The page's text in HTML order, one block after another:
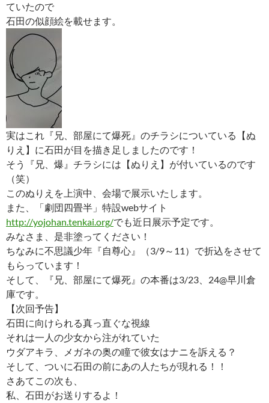
ていたので
石田の似顔絵を載せます。
実はこれ『兄、部屋にて爆死』のチラシについている【ぬ
りえ】に石田が目を描き足しましたのです！
そう『兄、爆』チラシには【ぬりえ】が付いているのです
（笑）
このぬりえを上演中、会場で展示いたします。
また、「劇団四畳半」特設webサイト
http://yojohan.tenkai.org/でも近日展示予定です。
みなさま、是非塗ってください！
ちなみに不思議少年『自尊心』（3/9～11）で折込をさせて
もらっています！
そして、『兄、部屋にて爆死』の本番は3/23、24@早川倉
庫です。
【次回予告】
石田に向けられる真っ直ぐな視線
それは一人の少女から注がれていた
ウダアキラ、メガネの奥の瞳で彼女はナニを訴える？
そして、ついに石田の前にあの人たちが現れる！！
さあてこの次も、
私、石田がお送りするよ！